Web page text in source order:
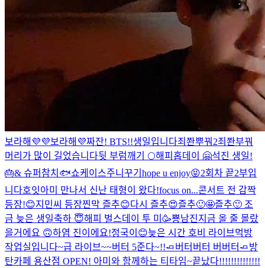
보라해💜💜보라해💜짜잔! BTS!!생일입니다죄쫜뿌꿔2죄쫜부꿔
머리가 많이 길었습니다뒷 부럼깨기 🌕해피홉데이 🤗석진 생일!
🎂& 슈퍼참치🐟쇼케이스주니꾸기 hope u enjoy😝2회차 끝2부입
니다호잇아미 만나서 신난 태형이 왔다!focus on...콘서트 전 감짝
등장!😊지민씨 등장찐막 즐추😊다시 즐추😍즐추🙂🤩즐추🙂 조
금 늦은 생일축하 😇해피 벌스데이 투 미🥳뿅남진지금 올 줄 몰랐
을거에요 🙃하염 진이에요!정국이😊늦은 시간 호비 라이브먹방
작업실입니다~급 라이브~~버터 5준다~!!🧈버터버터 버버터🧈방
탄카페 용산점 OPEN! 아미와 함께하는 티타임~끝났다!!!!!!!!!!!!!!